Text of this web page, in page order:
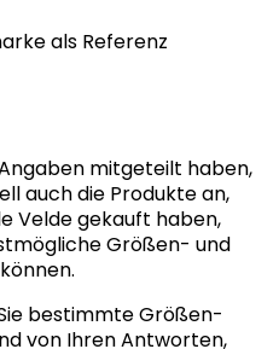
als Referenz
mitgeteilt haben,
auch die Produkte an,
Velde gekauft haben,
Größen- und
bestimmte Größen-
von Ihren Antworten,